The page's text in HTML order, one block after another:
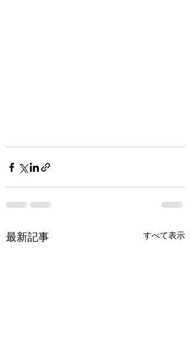
最新記事 すべて表示